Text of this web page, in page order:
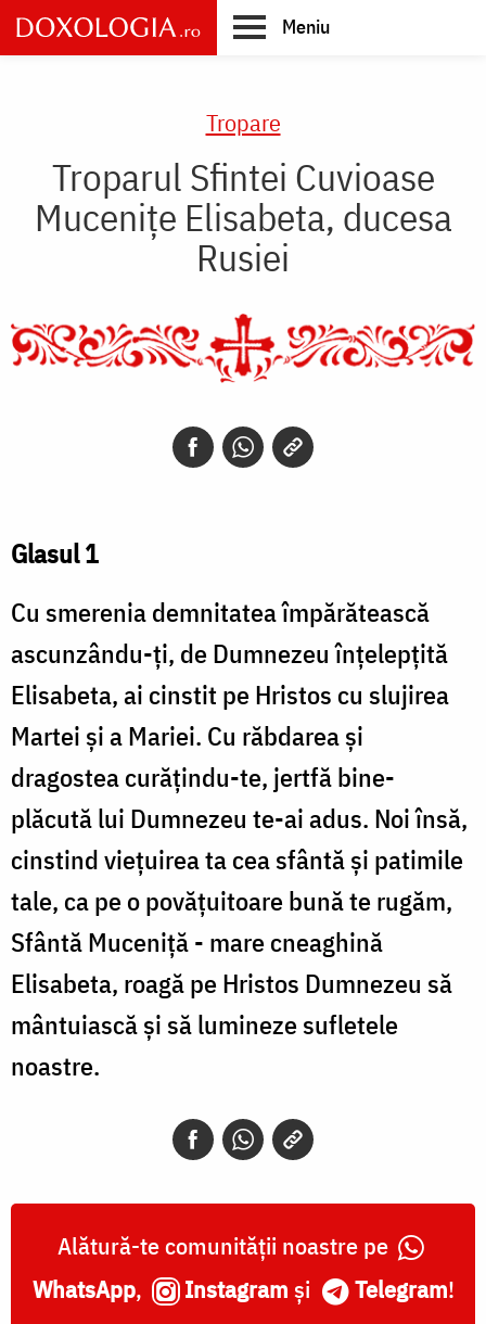
Skip
to
main
Meniu
Tropare
Troparul Sfintei Cuvioase
Mucenițe Elisabeta, ducesa
Rusiei
Glasul 1
Cu smerenia demnitatea împărătească
ascunzându-ți, de Dumnezeu înțelepțită
Elisabeta, ai cinstit pe Hristos cu slujirea
Martei și a Mariei. Cu răbdarea și
dragostea curățindu-te, jertfă bine-
plăcută lui Dumnezeu te-ai adus. Noi însă,
cinstind viețuirea ta cea sfântă și patimile
tale, ca pe o povățuitoare bună te rugăm,
Sfântă Muceniță - mare cneaghină
Elisabeta, roagă pe Hristos Dumnezeu să
mântuiască și să lumineze sufletele
noastre.
Alătură-te comunității noastre pe
WhatsApp, Instagram și Telegram!